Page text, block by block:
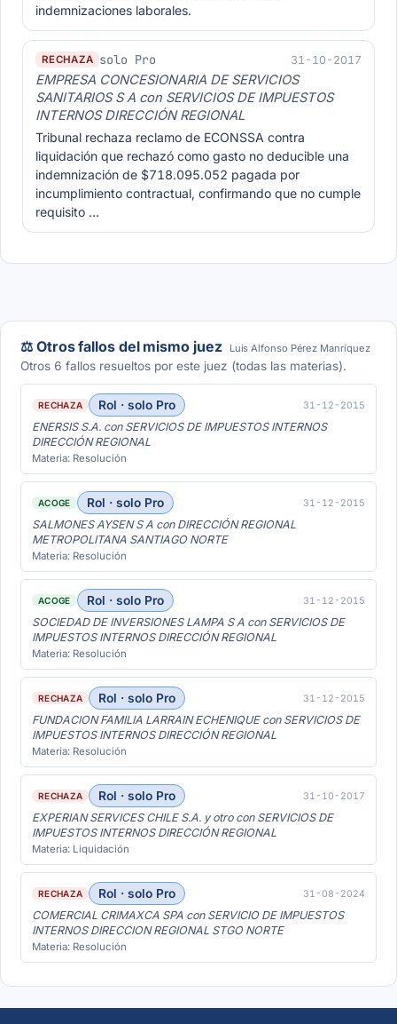
indemnizaciones laborales.
RECHAZA solo Pro 31-10-2017
EMPRESA CONCESIONARIA DE SERVICIOS
SANITARIOS S A con SERVICIOS DE IMPUESTOS
INTERNOS DIRECCIÓN REGIONAL
Tribunal rechaza reclamo de ECONSSA contra
liquidación que rechazó como gasto no deducible una
indemnización de $718.095.052 pagada por
incumplimiento contractual, confirmando que no cumple
requisito …
⚖️ Otros fallos del mismo juez Luis Alfonso Pérez Manríquez
Otros 6 fallos resueltos por este juez (todas las materias).
RECHAZA Rol · solo Pro 31-12-2015
ENERSIS S.A. con SERVICIOS DE IMPUESTOS INTERNOS
DIRECCIÓN REGIONAL
Materia: Resolución
ACOGE Rol · solo Pro 31-12-2015
SALMONES AYSEN S A con DIRECCIÓN REGIONAL
METROPOLITANA SANTIAGO NORTE
Materia: Resolución
ACOGE Rol · solo Pro 31-12-2015
SOCIEDAD DE INVERSIONES LAMPA S A con SERVICIOS DE
IMPUESTOS INTERNOS DIRECCIÓN REGIONAL
Materia: Resolución
RECHAZA Rol · solo Pro 31-12-2015
FUNDACION FAMILIA LARRAIN ECHENIQUE con SERVICIOS DE
IMPUESTOS INTERNOS DIRECCIÓN REGIONAL
Materia: Resolución
RECHAZA Rol · solo Pro 31-10-2017
EXPERIAN SERVICES CHILE S.A. y otro con SERVICIOS DE
IMPUESTOS INTERNOS DIRECCIÓN REGIONAL
Materia: Liquidación
RECHAZA Rol · solo Pro 31-08-2024
COMERCIAL CRIMAXCA SPA con SERVICIO DE IMPUESTOS
INTERNOS DIRECCION REGIONAL STGO NORTE
Materia: Resolución